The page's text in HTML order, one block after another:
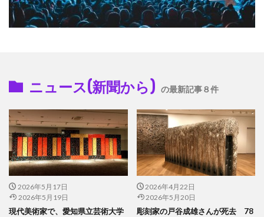
ニュース(新聞から) の最新記事８件
2026年5月17日
2026年5月19日
現代美術家で、愛知県立芸術大学
2026年4月22日
2026年5月20日
彫刻家の戸谷成雄さんが死去 78